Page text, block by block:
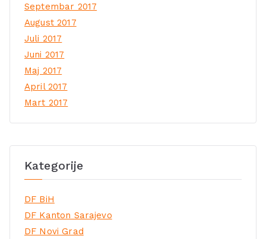
Septembar 2017
August 2017
Juli 2017
Juni 2017
Maj 2017
April 2017
Mart 2017
Kategorije
DF BiH
DF Kanton Sarajevo
DF Novi Grad